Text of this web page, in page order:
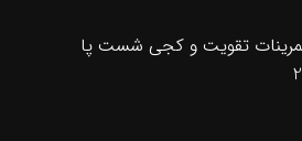
تقویت و کجی شست پا